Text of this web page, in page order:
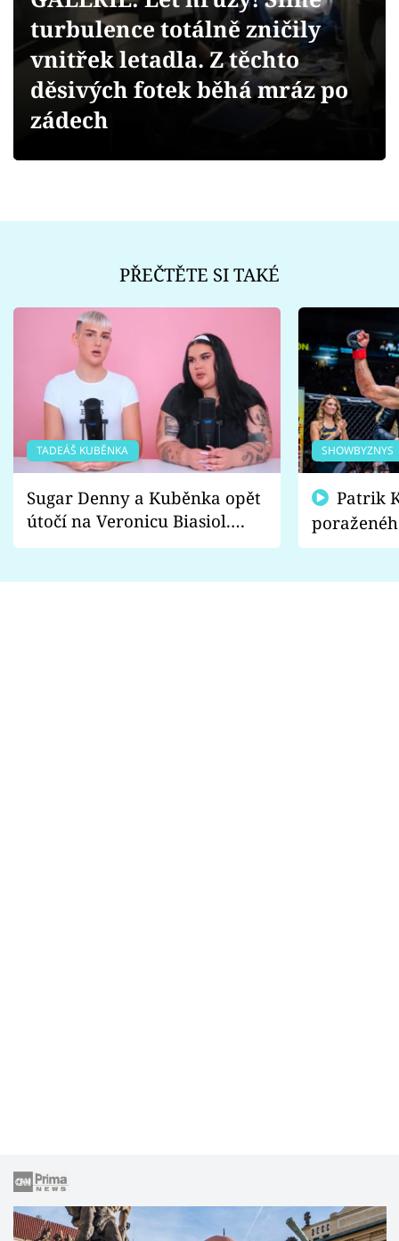
Videa
Sledujte prima+
turbulence totálně zničily
vnitřek letadla. Z těchto
děsivých fotek běhá mráz po
zádech
PŘEČTĚTE SI TAKÉ
TADEÁŠ KUBĚNKA
Sugar Denny a Kuběnka opět
útočí na Veronicu Biasiol.
Proč je podle nich falešná a
SHOWBYZNYS
fanoušci